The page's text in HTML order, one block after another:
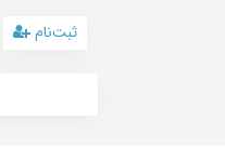
ثبت‌نام